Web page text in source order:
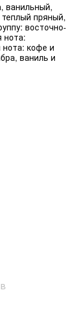
ванильный,
пряный,
восточно-
нота:
кофе и
ваниль и